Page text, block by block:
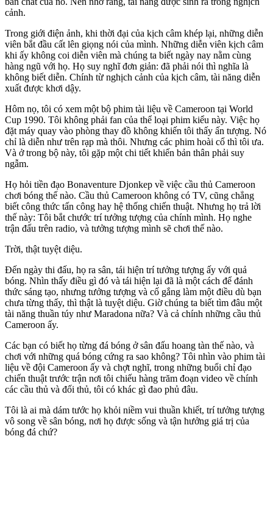
cảnh.
Trong giới điện ảnh, khi thời đại của kịch câm khép lại, những diễn
viên bắt đầu cất lên giọng nói của mình. Những diễn viên kịch câm
khi ấy không coi diễn viên mà chúng ta biết ngày nay nằm cùng
hàng ngũ với họ. Họ suy nghĩ đơn giản: đã phải nói thì nghĩa là
không biết diễn. Chính từ nghịch cảnh của kịch câm, tài năng diễn
xuất được khơi dậy.
Hôm nọ, tôi có xem một bộ phim tài liệu về Cameroon tại World
Cup 1990. Tôi không phải fan của thể loại phim kiểu này. Việc họ
đặt máy quay vào phòng thay đồ không khiến tôi thấy ấn tượng. Nó
chỉ là diễn như trên rạp mà thôi. Nhưng các phim hoài cổ thì tôi ưa.
Và ở trong bộ này, tôi gặp một chi tiết khiến bản thân phải suy
ngẫm.
Họ hỏi tiền đạo Bonaventure Djonkep về việc cầu thủ Cameroon
chơi bóng thế nào. Cầu thủ Cameroon không có TV, cũng chẳng
biết công thức tấn công hay hệ thống chiến thuật. Nhưng họ trả lời
thế này: Tôi bắt chước trí tưởng tượng của chính mình. Họ nghe
trận đấu trên radio, và tưởng tượng mình sẽ chơi thế nào.
Trời, thật tuyệt diệu.
Đến ngày thi đấu, họ ra sân, tái hiện trí tưởng tượng ấy với quả
bóng. Nhìn thấy điều gì đó và tái hiện lại đã là một cách để đánh
thức sáng tạo, nhưng tưởng tượng và cố gắng làm một điều dù bạn
chưa từng thấy, thì thật là tuyệt diệu. Giờ chúng ta biết tìm đâu một
tài năng thuần túy như Maradona nữa? Và cả chính những cầu thủ
Cameroon ấy.
Các bạn có biết họ từng đá bóng ở sân đấu hoang tàn thế nào, và
chơi với những quá bóng cứng ra sao không? Tôi nhìn vào phim tài
liệu về đội Cameroon ấy và chợt nghĩ, trong những buổi chỉ đạo
chiến thuật trước trận nơi tôi chiếu hàng trăm đoạn video về chính
các cầu thủ và đối thủ, tôi có khác gì đao phủ đâu.
Tôi là ai mà dám tước họ khỏi niềm vui thuần khiết, trí tưởng tượng
vô song về sân bóng, nơi họ được sống và tận hưởng giá trị của
bóng đá chứ?